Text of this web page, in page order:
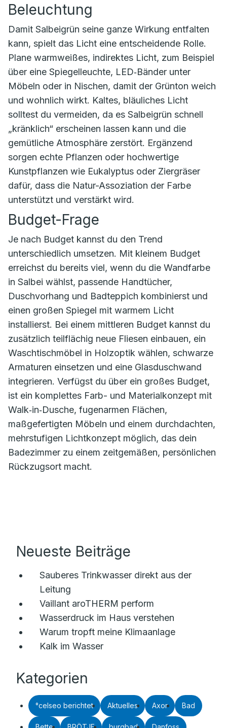
Beleuchtung
Damit Salbeigrün seine ganze Wirkung entfalten
kann, spielt das Licht eine entscheidende Rolle.
Plane warmweißes, indirektes Licht, zum Beispiel
über eine Spiegelleuchte, LED‑Bänder unter
Möbeln oder in Nischen, damit der Grünton weich
und wohnlich wirkt. Kaltes, bläuliches Licht
solltest du vermeiden, da es Salbeigrün schnell
„kränklich“ erscheinen lassen kann und die
gemütliche Atmosphäre zerstört. Ergänzend
sorgen echte Pflanzen oder hochwertige
Kunstpflanzen wie Eukalyptus oder Ziergräser
dafür, dass die Natur-Assoziation der Farbe
unterstützt und verstärkt wird.
Budget-Frage
Je nach Budget kannst du den Trend
unterschiedlich umsetzen. Mit kleinem Budget
erreichst du bereits viel, wenn du die Wandfarbe
in Salbei wählst, passende Handtücher,
Duschvorhang und Badteppich kombinierst und
einen großen Spiegel mit warmem Licht
installierst. Bei einem mittleren Budget kannst du
zusätzlich teilflächig neue Fliesen einbauen, ein
Waschtischmöbel in Holzoptik wählen, schwarze
Armaturen einsetzen und eine Glasduschwand
integrieren. Verfügst du über ein großes Budget,
ist ein komplettes Farb- und Materialkonzept mit
Walk‑in‑Dusche, fugenarmen Flächen,
maßgefertigten Möbeln und einem durchdachten,
mehrstufigen Lichtkonzept möglich, das dein
Badezimmer zu einem zeitgemäßen, persönlichen
Rückzugsort macht.
Neueste Beiträge
Sauberes Trinkwasser direkt aus der
Leitung
Vaillant aroTHERM perform
Wasserdruck im Haus verstehen
Warum tropft meine Klimaanlage
Kalk im Wasser
Kategorien
°celseo berichtet Aktuelles Axor Bad